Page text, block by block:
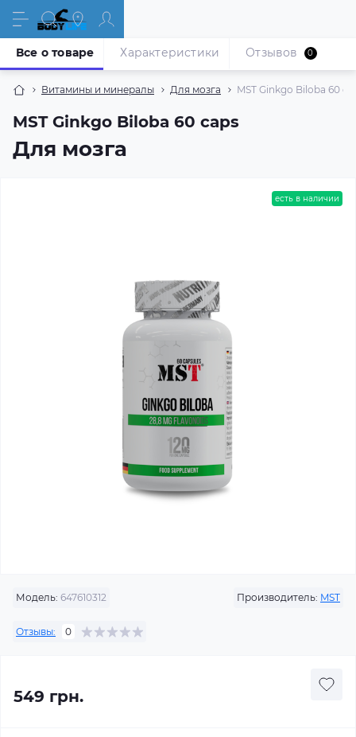
Витамины и минералы Для мозга MST Ginkgo Biloba 60
MST Ginkgo Biloba 60 caps
Для мозга
Все о товаре Характеристики Отзывов 0
есть в наличии
Модель: 647610312 Производитель: MST
Отзывы: 0
549 грн.